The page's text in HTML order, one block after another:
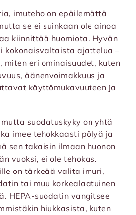
imuteho on epäilemättä
se ei suinkaan ole ainoa
kiinnittää huomiota. Hyvän
kokonaisvaltaista ajattelua –
miten eri ominaisuudet, kuten
äänenvoimakkuus ja
käyttömukavuuteen ja
suodatuskyky on yhtä
imee tehokkaasti pölyä ja
sen takaisin ilmaan huonon
vuoksi, ei ole tehokas.
on tärkeää valita imuri,
tai muu korkealaatuinen
HEPA-suodatin vangitsee
hiukkasista, kuten